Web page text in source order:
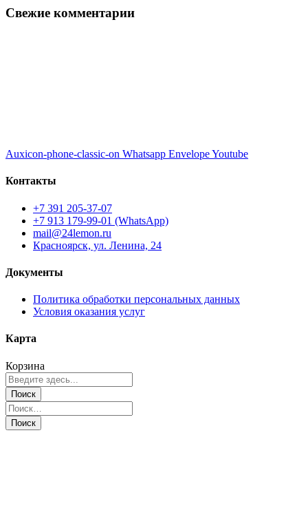
Свежие комментарии
Auxicon-phone-classic-on Whatsapp EnvelopeYoutube
Контакты
+7 391 205-37-07
+7 913 179-99-01 (WhatsApp)
mail@24lemon.ru
Красноярск, ул. Ленина, 24
Документы
Политика обработки персональных данных
Условия оказания услуг
Карта
Корзина